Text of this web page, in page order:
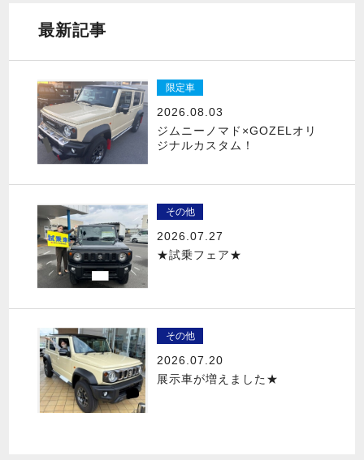
最新記事
限定車
2026.08.03
ジムニーノマド×GOZELオリ
ジナルカスタム！
その他
2026.07.27
★試乗フェア★
その他
2026.07.20
展示車が増えました★